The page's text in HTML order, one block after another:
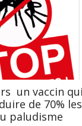
un vaccin qui
de 70% les
paludisme